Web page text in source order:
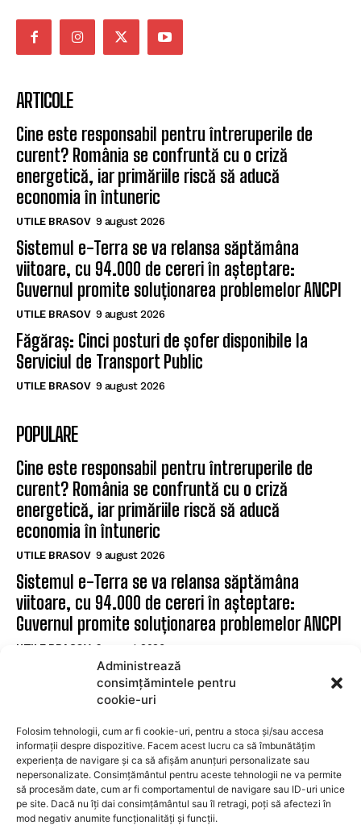
Administrează
consimțămintele pentru
cookie-uri
Folosim tehnologii, cum ar fi cookie-uri, pentru a stoca și/sau accesa
informații despre dispozitive. Facem acest lucru ca să îmbunătățim
experiența de navigare și ca să afișăm anunțuri personalizate sau
nepersonalizate. Consimțământul pentru aceste tehnologii ne va permite
să procesăm date, cum ar fi comportamentul de navigare sau ID-uri unice
pe site. Dacă nu îți dai consimțământul sau îl retragi, poți să afectezi în
mod negativ anumite funcționalități și funcții.
ARTICOLE
Cine este responsabil pentru întreruperile de
curent? România se confruntă cu o criză
energetică, iar primăriile riscă să aducă
economia în întuneric
UTILE BRASOV 9 august 2026
Sistemul e-Terra se va relansa săptămâna
viitoare, cu 94.000 de cereri în așteptare:
Guvernul promite soluționarea problemelor ANCPI
UTILE BRASOV 9 august 2026
Făgăraș: Cinci posturi de șofer disponibile la
Serviciul de Transport Public
UTILE BRASOV 9 august 2026
POPULARE
Cine este responsabil pentru întreruperile de
curent? România se confruntă cu o criză
energetică, iar primăriile riscă să aducă
economia în întuneric
UTILE BRASOV 9 august 2026
Sistemul e-Terra se va relansa săptămâna
viitoare, cu 94.000 de cereri în așteptare:
Guvernul promite soluționarea problemelor ANCPI
UTILE BRASOV 9 august 2026
Făgăraș: Cinci posturi de șofer disponibile la
Serviciul de Transport Public
SUBSCRIBE